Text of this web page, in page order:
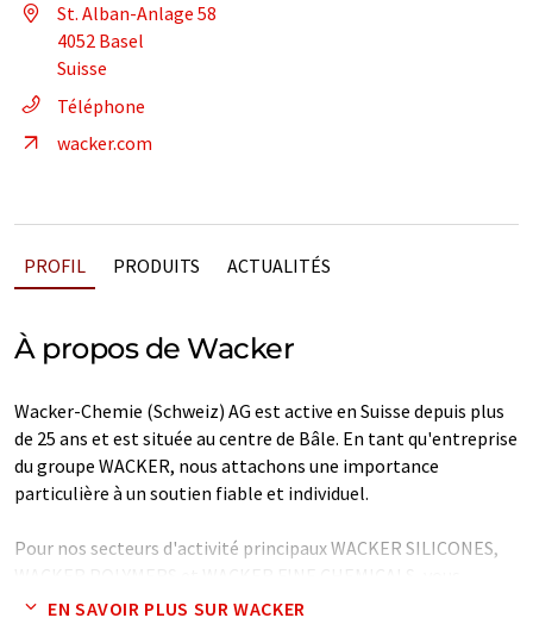
St. Alban-Anlage 58
4052 Basel
Suisse
Téléphone
wacker.com
PROFIL PRODUITS ACTUALITÉS
À propos de Wacker
Wacker-Chemie (Schweiz) AG est active en Suisse depuis plus
de 25 ans et est située au centre de Bâle. En tant qu'entreprise
du groupe WACKER, nous attachons une importance
particulière à un soutien fiable et individuel.
Pour nos secteurs d'activité principaux WACKER SILICONES,
trouverez une équipe de vente compétente qui se fera un
EN SAVOIR PLUS SUR WACKER